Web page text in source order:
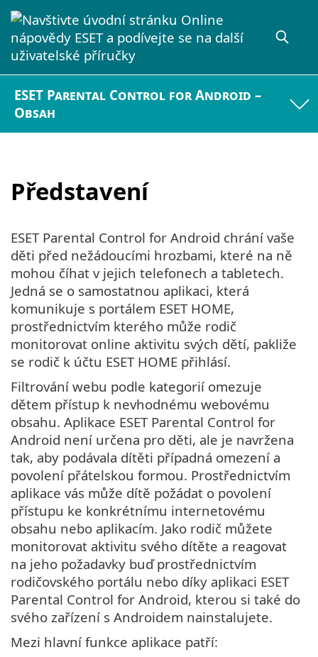
ESET Parental Control for Android –
Obsah
Představení
ESET Parental Control for Android chrání vaše
děti před nežádoucími hrozbami, které na ně
mohou číhat v jejich telefonech a tabletech.
Jedná se o samostatnou aplikaci, která
komunikuje s portálem ESET HOME,
prostřednictvím kterého může rodič
monitorovat online aktivitu svých dětí, pakliže
se rodič k účtu ESET HOME přihlásí.
Filtrování webu podle kategorií omezuje
dětem přístup k nevhodnému webovému
obsahu. Aplikace ESET Parental Control for
Android není určena pro děti, ale je navržena
tak, aby podávala dítěti případná omezení a
povolení přátelskou formou. Prostřednictvím
aplikace vás může dítě požádat o povolení
přístupu ke konkrétnímu internetovému
obsahu nebo aplikacím. Jako rodič můžete
monitorovat aktivitu svého dítěte a reagovat
na jeho požadavky buď prostřednictvím
rodičovského portálu nebo díky aplikaci ESET
Parental Control for Android, kterou si také do
svého zařízení s Androidem nainstalujete.
Mezi hlavní funkce aplikace patří: